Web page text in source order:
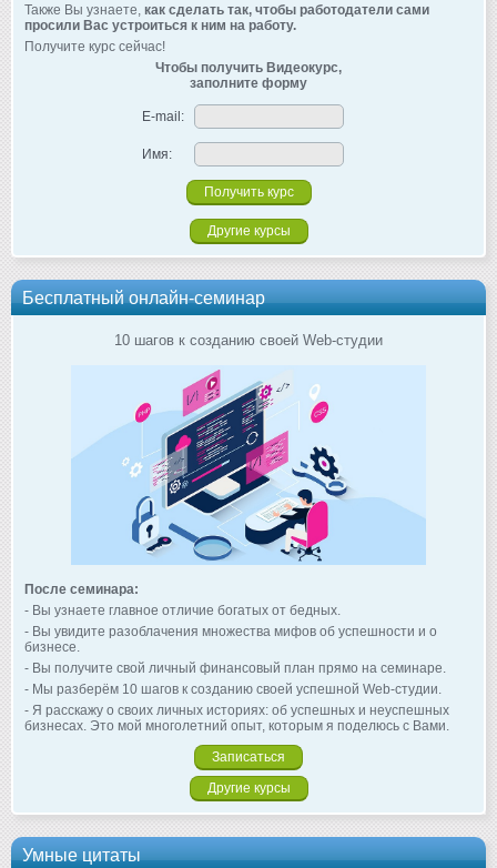
Также Вы узнаете, как сделать так, чтобы работодатели сами
просили Вас устроиться к ним на работу.
Получите курс сейчас!
Чтобы получить Видеокурс,
заполните форму
E-mail:
Имя:
Другие курсы
Бесплатный онлайн-семинар
10 шагов к созданию своей Web-студии
После семинара:
- Вы узнаете главное отличие богатых от бедных.
- Вы увидите разоблачения множества мифов об успешности и о
бизнесе.
- Вы получите свой личный финансовый план прямо на семинаре.
- Мы разберём 10 шагов к созданию своей успешной Web-студии.
- Я расскажу о своих личных историях: об успешных и неуспешных
бизнесах. Это мой многолетний опыт, которым я поделюсь с Вами.
Записаться
Другие курсы
Умные цитаты